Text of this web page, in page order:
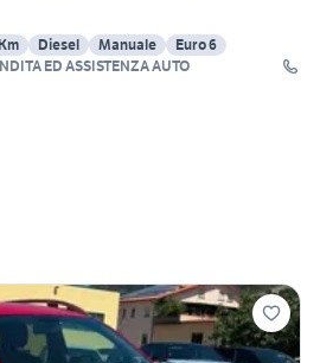
Diesel Manuale
Euro 6
ED ASSISTENZA AUTO